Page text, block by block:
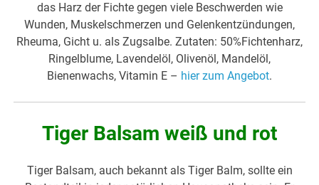
das Harz der Fichte gegen viele Beschwerden wie
Wunden, Muskelschmerzen und Gelenkentzündungen,
Rheuma, Gicht u. als Zugsalbe. Zutaten: 50%Fichtenharz,
Ringelblume, Lavendelöl, Olivenöl, Mandelöl,
Bienenwachs, Vitamin E – hier zum Angebot.
Tiger Balsam weiß und rot
Tiger Balsam, auch bekannt als Tiger Balm, sollte ein